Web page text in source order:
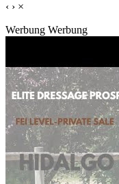
‹ › ×
Werbung Werbung